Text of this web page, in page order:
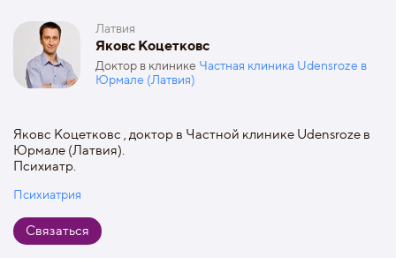
Латвия
Яковс Коцетковс
Доктор в клинике Частная клиника Udensroze в
Юрмале (Латвия)
Яковс Коцетковс , доктор в Частной клинике Udensroze в
Юрмале (Латвия).
Психиатр.
Психиатрия
Связаться